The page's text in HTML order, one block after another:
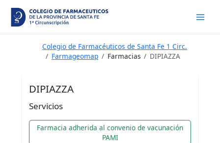
contenido
Colegio de Farmacéuticos de Santa Fe 1 Circ.
Farmageomap
Farmacias DIPIAZZA
DIPIAZZA
Servicios
Farmacia adherida al convenio de vacunación
PAMI